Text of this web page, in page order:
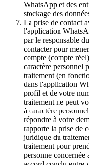
WhatsApp et des
stockage des
La prise de contact
l'application
par le responsable
contacter pour
compte (compte
caractère personnel
traitement (en
dans l'application
profil et de votre
traitement ne peut
à caractère
répondre à votre
rapporte la prise de
juridique du
traitement pour
personne